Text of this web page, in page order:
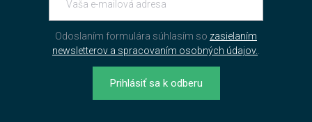
Odoslaním formulára súhlasím so zasielaním
newsletterov a spracovaním osobných údajov.
Prihlásiť sa k odberu